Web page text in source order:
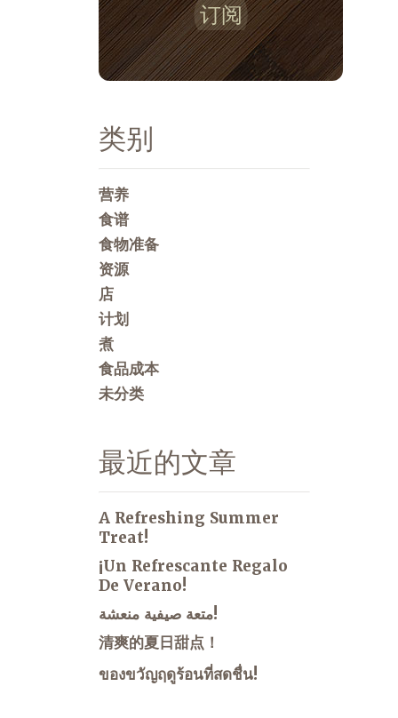
订阅
类别
营养
食谱
食物准备
资源
店
计划
煮
食品成本
未分类
最近的文章
A Refreshing Summer
Treat!
¡Un Refrescante Regalo
De Verano!
متعة صيفية منعشة!
清爽的夏日甜点！
ของขวัญฤดูร้อนที่สดชื่น!